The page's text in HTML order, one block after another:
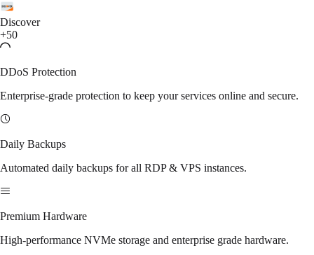
Discover
+50
DDoS Protection
Enterprise-grade protection to keep your services online and secure.
Daily Backups
Automated daily backups for all RDP & VPS instances.
Premium Hardware
High-performance NVMe storage and enterprise grade hardware.